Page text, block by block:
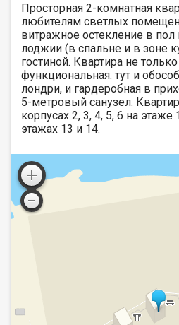
Просторная 2-комнатная
любителям светлых
витражное остекление в пол
лоджии (в спальне и в зоне
гостиной. Квартира не
функциональная: тут и
лондри, и гардеробная в
5-метровый санузел.
корпусах 2, 3, 4, 5, 6 на
этажах 13 и 14.